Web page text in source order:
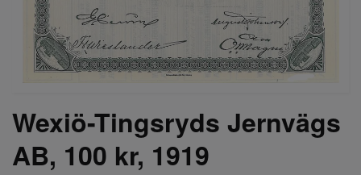
Wexiö-Tingsryds Jernvägs
AB, 100 kr, 1919